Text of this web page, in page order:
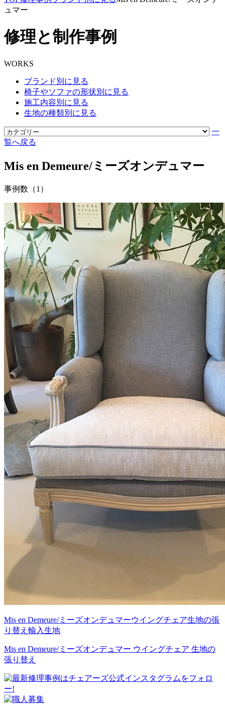
ュマー
修理と制作事例
WORKS
ブランド別に見る
椅子やソファの形状別に見る
施工内容別に見る
生地の種類別に見る
一
覧へ戻る
Mis en Demeure/ミーズオンデュマー
事例数（1）
Mis en Demeure/ミーズオンデュマーウイングチェア生地の張
り替え 輸入生地
Mis en Demeure/ミーズオンデュマー ウイングチェア 生地の
張り替え